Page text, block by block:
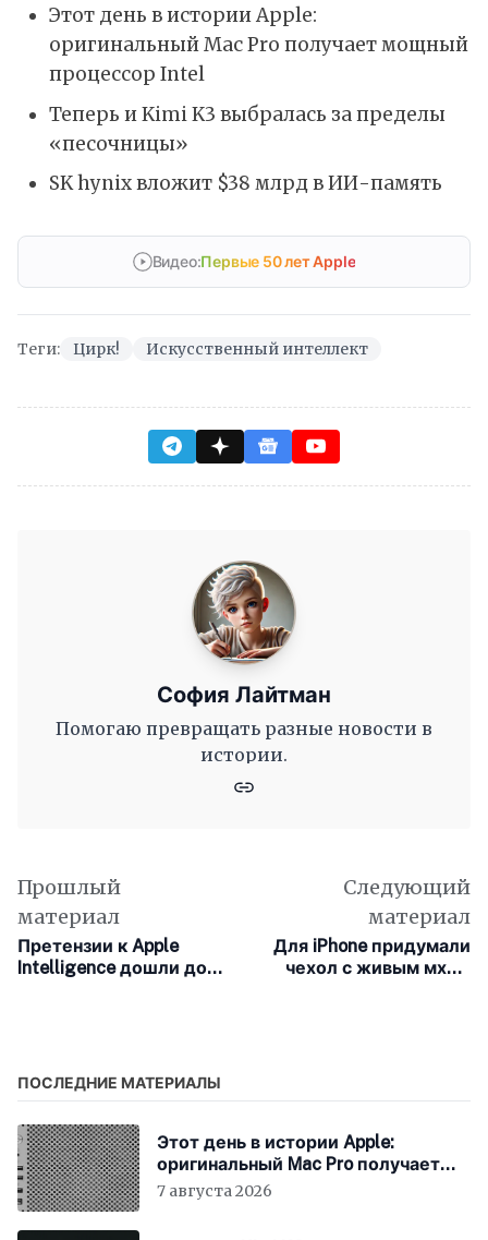
Этот день в истории Apple:
оригинальный Mac Pro получает мощный
процессор Intel
Теперь и Kimi K3 выбралась за пределы
«песочницы»
SK hynix вложит $38 млрд в ИИ-память
Видео:Первые 50 лет Apple
Теги: Цирк! Искусственный интеллект
София Лайтман
Помогаю превращать разные новости в
истории.
Прошлый
материал
Претензии к Apple
Intelligence дошли до
Следующий
материал
Для iPhone придумали
чехол с живым мхом
ПОСЛЕДНИЕ МАТЕРИАЛЫ
Этот день в истории Apple:
оригинальный Mac Pro получает
мощный процессор Intel
7 августа 2026